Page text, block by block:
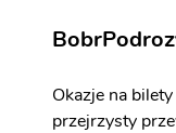
Okazje na
przejrzysty